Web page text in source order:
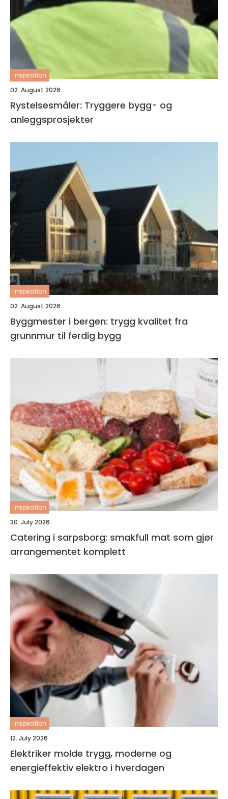
inspiration
02. August 2026
Rystelsesmåler: Tryggere bygg- og
anleggsprosjekter
inspiration
02. August 2026
Byggmester i bergen: trygg kvalitet fra
grunnmur til ferdig bygg
inspiration
30. July 2026
Catering i sarpsborg: smakfull mat som gjør
arrangementet komplett
inspiration
12. July 2026
Elektriker molde trygg, moderne og
energieffektiv elektro i hverdagen